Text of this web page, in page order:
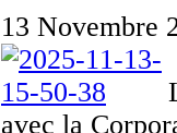
13 Novembre
avec la